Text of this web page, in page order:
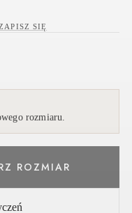
ZAPISZ SIĘ
rozmiaru.